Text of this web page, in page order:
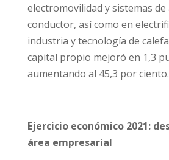
electromovilidad y sistemas de
conductor, así como en
industria y tecnología de
capital propio mejoró en 1,3
aumentando al 45,3 por ciento.
Ejercicio económico 2021:
área empresarial